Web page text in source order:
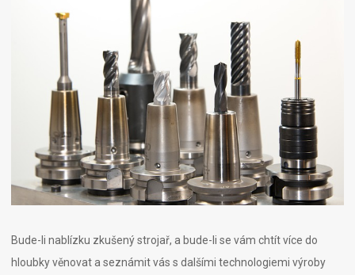
Bude-li nablízku zkušený strojař, a bude-li se vám chtít více do
hloubky věnovat a seznámit vás s dalšími technologiemi výroby